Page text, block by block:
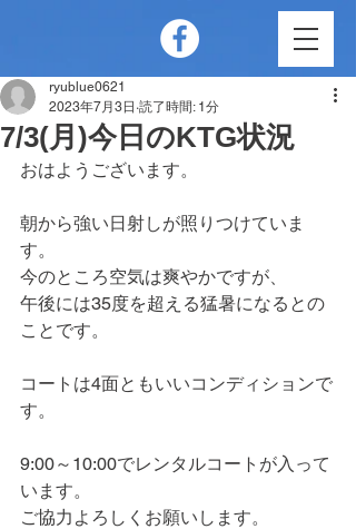
7/3(月)今日のKTG状況
ryublue0621
2023年7月3日 読了時間: 1分
おはようございます。
朝から強い日射しが照りつけていま
す。
今のところ空気は爽やかですが、
午後には35度を超える猛暑になるとの
ことです。
コートは4面ともいいコンディションで
す。
9:00～10:00でレンタルコートが入って
います。
ご協力よろしくお願いします。